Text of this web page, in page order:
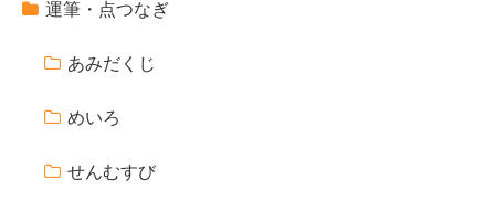
運筆・点つなぎ
あみだくじ
めいろ
せんむすび